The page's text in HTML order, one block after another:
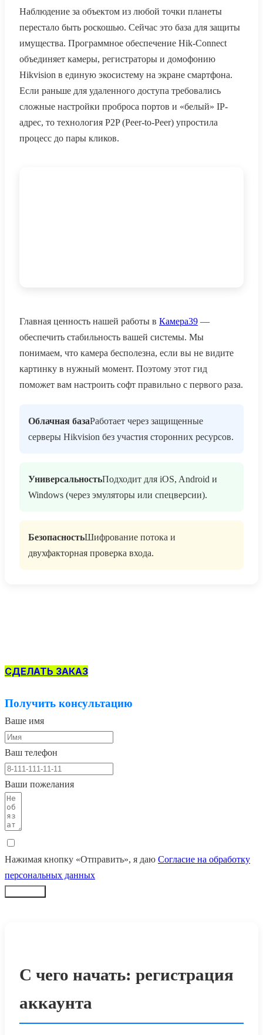
Наблюдение за объектом из любой точки планеты
перестало быть роскошью. Сейчас это база для защиты
имущества. Программное обеспечение Hik-Connect
объединяет камеры, регистраторы и домофонию
Hikvision в единую экосистему на экране смартфона.
Если раньше для удаленного доступа требовались
сложные настройки проброса портов и «белый» IP-
адрес, то технология P2P (Peer-to-Peer) упростила
процесс до пары кликов.
Главная ценность нашей работы в Камера39 —
обеспечить стабильность вашей системы. Мы
понимаем, что камера бесполезна, если вы не видите
картинку в нужный момент. Поэтому этот гид
поможет вам настроить софт правильно с первого раза.
Облачная базаРаботает через защищенные
серверы Hikvision без участия сторонних ресурсов.
УниверсальностьПодходит для iOS, Android и
Windows (через эмуляторы или спецверсии).
БезопасностьШифрование потока и
двухфакторная проверка входа.
СДЕЛАТЬ ЗАКАЗ
Получить консультацию
Ваше имя
Ваш телефон
Ваши пожелания
Нажимая кнопку «Отправить», я даю Согласие на обработку
персональных данных
С чего начать: регистрация
аккаунта